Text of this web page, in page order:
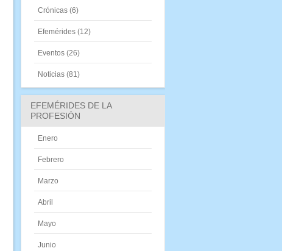
Crónicas(6)
Efemérides(12)
Eventos(26)
Noticias(81)
EFEMÉRIDES DE LA
PROFESIÓN
Enero
Febrero
Marzo
Abril
Mayo
Junio